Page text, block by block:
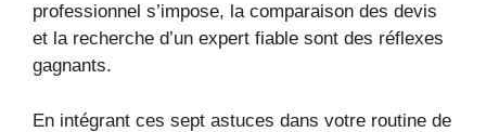
professionnel s’impose, la comparaison des devis
et la recherche d’un expert fiable sont des réflexes
gagnants.
En intégrant ces sept astuces dans votre routine de